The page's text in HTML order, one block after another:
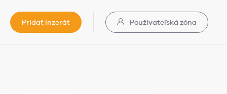
Pridať inzerát Používateľská zóna